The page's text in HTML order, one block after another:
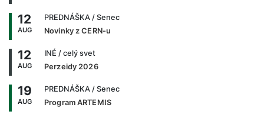
12
AUG
PREDNÁŠKA / Senec
Novinky z CERN-u
12
AUG
INÉ / celý svet
Perzeidy 2026
19
AUG
PREDNÁŠKA / Senec
Program ARTEMIS